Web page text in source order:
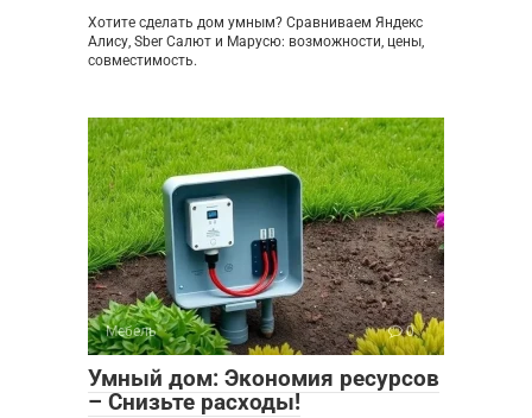
Хотите сделать дом умным? Сравниваем Яндекс
Алису, Sber Салют и Марусю: возможности, цены,
совместимость.
Мебель 0
Умный дом: Экономия ресурсов
– Снизьте расходы!